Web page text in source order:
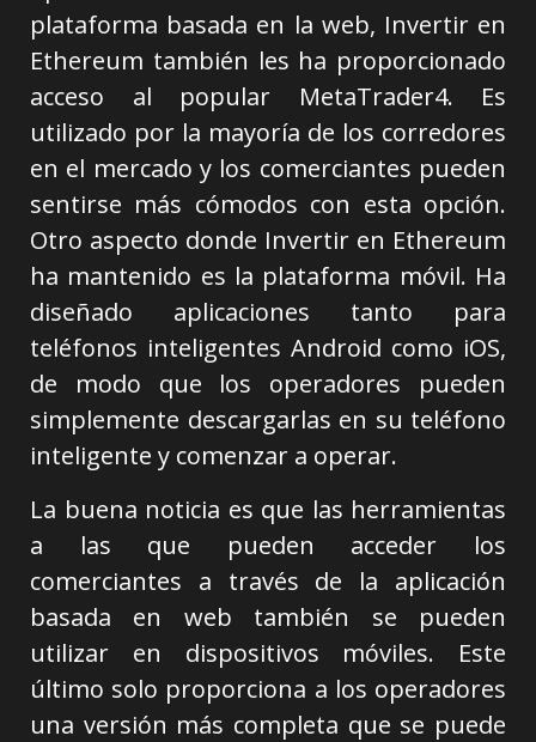
plataforma basada en la web, Invertir en
Ethereum también les ha proporcionado
acceso al popular MetaTrader4. Es
utilizado por la mayoría de los corredores
en el mercado y los comerciantes pueden
sentirse más cómodos con esta opción.
Otro aspecto donde Invertir en Ethereum
ha mantenido es la plataforma móvil. Ha
diseñado aplicaciones tanto para
teléfonos inteligentes Android como iOS,
de modo que los operadores pueden
simplemente descargarlas en su teléfono
inteligente y comenzar a operar.
La buena noticia es que las herramientas
a las que pueden acceder los
comerciantes a través de la aplicación
basada en web también se pueden
utilizar en dispositivos móviles. Este
último solo proporciona a los operadores
una versión más completa que se puede